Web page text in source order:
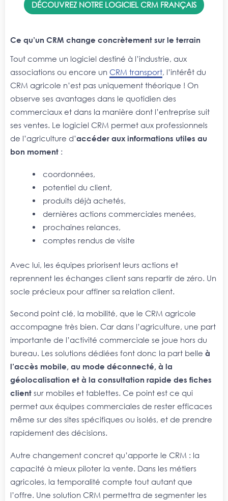
DÉCOUVREZ NOTRE LOGICIEL CRM FRANÇAIS
Ce qu’un CRM change concrètement sur le terrain
Tout comme un logiciel destiné à l’industrie, aux
associations ou encore un CRM transport, l’intérêt du
CRM agricole n’est pas uniquement théorique ! On
observe ses avantages dans le quotidien des
commerciaux et dans la manière dont l’entreprise suit
ses ventes. Le logiciel CRM permet aux professionnels
de l’agriculture d’accéder aux informations utiles au
bon moment :
coordonnées,
potentiel du client,
produits déjà achetés,
dernières actions commerciales menées,
prochaines relances,
comptes rendus de visite
Avec lui, les équipes priorisent leurs actions et
reprennent les échanges client sans repartir de zéro. Un
socle précieux pour affiner sa relation client.
Second point clé, la mobilité, que le CRM agricole
accompagne très bien. Car dans l’agriculture, une part
importante de l’activité commerciale se joue hors du
bureau. Les solutions dédiées font donc la part belle à
l’accès mobile, au mode déconnecté, à la
géolocalisation et à la consultation rapide des fiches
client sur mobiles et tablettes. Ce point est ce qui
permet aux équipes commerciales de rester efficaces
même sur des sites spécifiques ou isolés, et de prendre
rapidement des décisions.
Autre changement concret qu’apporte le CRM : la
capacité à mieux piloter la vente. Dans les métiers
agricoles, la temporalité compte tout autant que
l’offre. Une solution CRM permettra de segmenter les